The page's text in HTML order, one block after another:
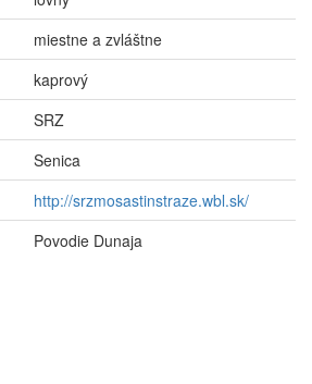
miestne a zvláštne
kaprový
SRZ
Senica
http://srzmosastinstraze.wbl.sk/
Povodie Dunaja